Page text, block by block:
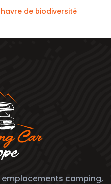
havre de biodiversité
emplacements camping,